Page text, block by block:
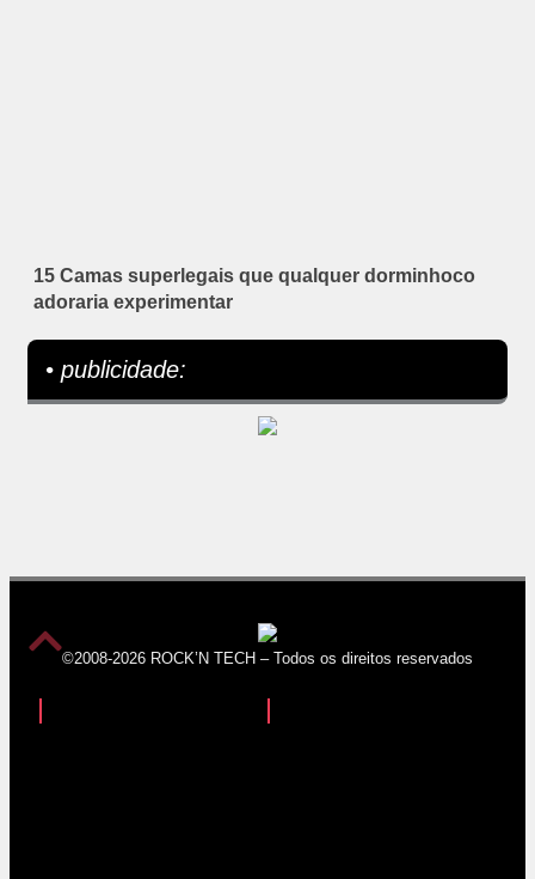
15 Camas superlegais que qualquer dorminhoco
adoraria experimentar
• publicidade:
©2008-2026 ROCK’N TECH – Todos os direitos reservados